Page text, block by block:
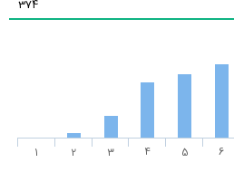
374
1 2 3 4 5 6